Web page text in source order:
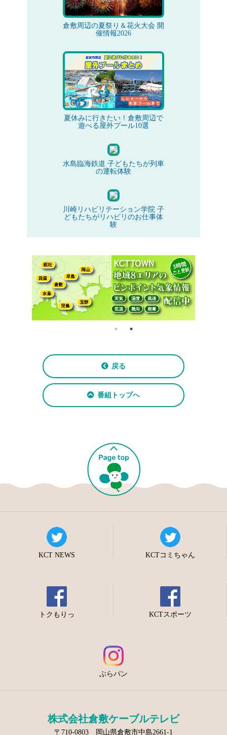
倉敷周辺の夏祭り＆花火大会 開
催情報2026
夏休みに行きたい！倉敷周辺で
遊べる屋外プール10選
水島臨海鉄道 子どもたちが列車
の運転体験
川崎リハビリテーション学院 子
どもたちがリハビリのお仕事体
験
戻る
番組トップへ
KCT NEWS KCTコミちゃん
トクもりっ KCTスポーツ
ぶらパン
株式会社倉敷ケーブルテレビ
〒710-0803 岡山県倉敷市中島2661-1